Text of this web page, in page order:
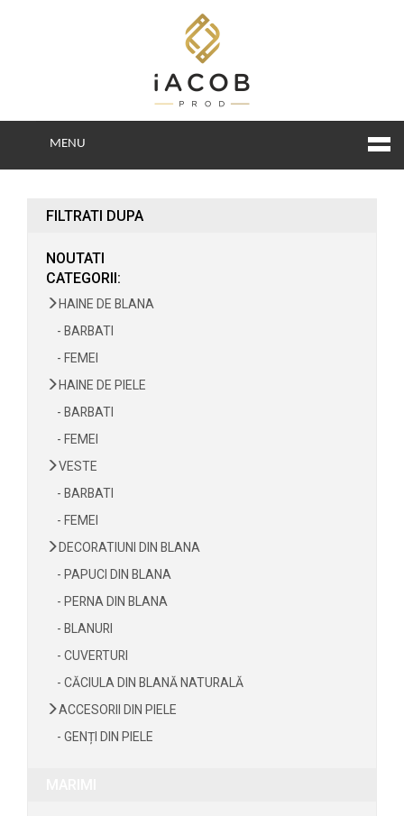
MENU
FILTRATI DUPA
NOUTATI
CATEGORII:
HAINE DE BLANA
- BARBATI
- FEMEI
HAINE DE PIELE
- BARBATI
- FEMEI
VESTE
- BARBATI
- FEMEI
DECORATIUNI DIN BLANA
- PAPUCI DIN BLANA
- PERNA DIN BLANA
- BLANURI
- CUVERTURI
- CĂCIULA DIN BLANĂ NATURALĂ
ACCESORII DIN PIELE
- GENȚI DIN PIELE